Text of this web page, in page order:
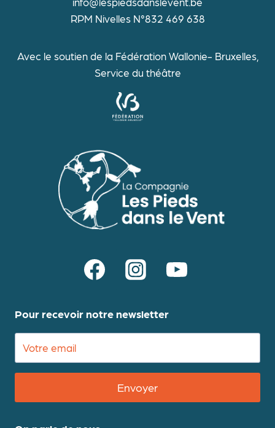
RPM Nivelles N°832 469 638
Avec le soutien de la Fédération Wallonie- Bruxelles,
Service du théâtre
Pour recevoir notre newsletter
Envoyer